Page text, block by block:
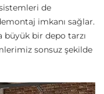
de
imkanı sağlar.
büyük bir depo tarzı
sonsuz şekilde